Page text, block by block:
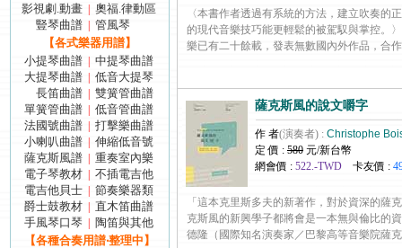
影視劇.動畫
奧福.律動區
豎琴曲譜
管風琴
【各式樂器用譜】
小提琴曲譜
中提琴曲譜
大提琴曲譜
低音大提琴
長笛曲譜
雙簧管曲譜
單簧管曲譜
低音管曲譜
法國號曲譜
打擊樂曲譜
小喇叭曲譜
伸縮低音號
薩克斯風譜
重奏室內樂
電子琴教材
不插電吉他
電吉他貝士
節奏樂器類
爵士鼓教材
直木笛曲譜
手風琴口琴
陶笛與其他
【各種合奏用譜‧整理中】
〈本書作者透過有系統的方法，建立吹奏的
的現代音樂技巧能更輕鬆的被駕馭與掌控。
樂已有二十餘載，發表無數國內外作品，合
薩克斯風的說文嚼字
作 者(演奏者) : Christophe
定 價 : 580 元/新台幣
網會價 : 522.-TWD 卡友價 :
「這本克里斯多夫的新著作，對於資深的薩
克斯風的新興學子都將會是一本無與倫比
德隆（國際知名演奏家／巴黎高等音樂院薩